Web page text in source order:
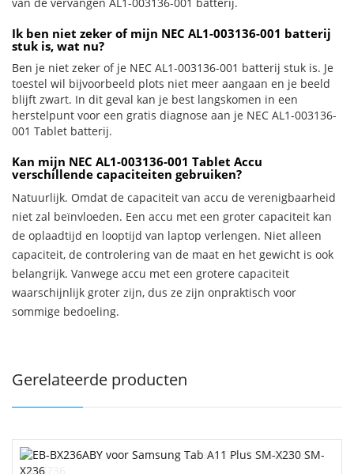
Ik ben niet zeker of mijn NEC AL1-003136-001 batterij
stuk is, wat nu?
Ben je niet zeker of je NEC AL1-003136-001 batterij stuk is. Je
toestel wil bijvoorbeeld plots niet meer aangaan en je beeld
blijft zwart. In dit geval kan je best langskomen in een
herstelpunt voor een gratis diagnose aan je NEC AL1-003136-
001 Tablet batterij.
Kan mijn NEC AL1-003136-001 Tablet Accu
verschillende capaciteiten gebruiken?
Natuurlijk. Omdat de capaciteit van accu de verenigbaarheid
niet zal beïnvloeden. Een accu met een groter capaciteit kan
de oplaadtijd en looptijd van laptop verlengen. Niet alleen
capaciteit, de controlering van de maat en het gewicht is ook
belangrijk. Vanwege accu met een grotere capaciteit
waarschijnlijk groter zijn, dus ze zijn onpraktisch voor
sommige bedoeling.
Gerelateerde producten